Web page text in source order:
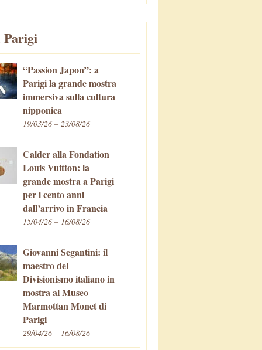
Parigi
“Passion Japon”: a
Parigi la grande mostra
immersiva sulla cultura
nipponica
19/03/26 – 23/08/26
Calder alla Fondation
Louis Vuitton: la
grande mostra a Parigi
per i cento anni
dall’arrivo in Francia
15/04/26 – 16/08/26
Giovanni Segantini: il
maestro del
Divisionismo italiano in
mostra al Museo
Marmottan Monet di
Parigi
29/04/26 – 16/08/26